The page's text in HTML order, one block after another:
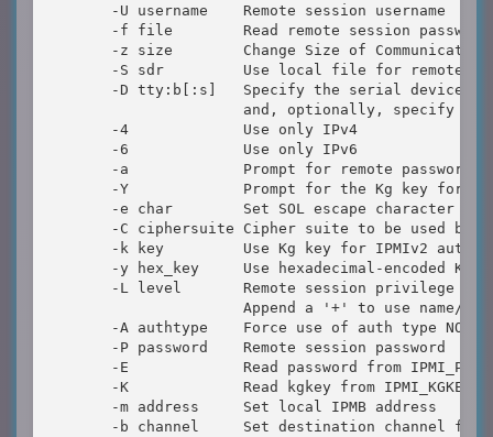
       -U username    Remote session username
-f file        Read remote session
-z size        Change Size of
-S sdr         Use local file for remote
-D tty:b[:s]   Specify the serial device,
and, optionally, specify
       -4             Use only IPv4
       -6             Use only IPv6
       -a             Prompt for remote password
-Y             Prompt for the Kg key for
       -e char        Set SOL escape character
-C ciphersuite Cipher suite to be used by
-k key         Use Kg key for IPMIv2
-y hex_key     Use hexadecimal-encoded Kg
-L level       Remote session privilege
Append a '+' to use name/
-A authtype    Force use of auth type
       -P password    Remote session password
-E             Read password from
-K             Read kgkey from IPMI_KGKEY
       -m address     Set local IPMB address
-b channel     Set destination channel for